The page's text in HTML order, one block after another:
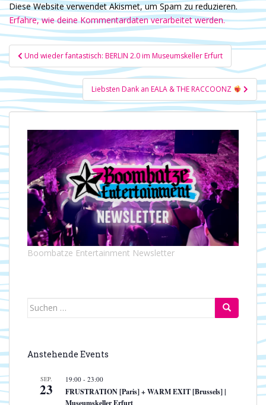
Diese Website verwendet Akismet, um Spam zu reduzieren.
Erfahre, wie deine Kommentardaten verarbeitet werden.
Beitragsnavigation
Und wieder fantastisch: BERLIN 2.0 im Museumskeller Erfurt
Liebsten Dank an EALA & THE RACCOONZ
Boombatze Entertainment Newsletter
Suchen
Anstehende Events
SEP.
23
19:00 - 23:00
FRUSTRATION [Paris] + WARM EXIT [Brussels] |
Museumskeller Erfurt